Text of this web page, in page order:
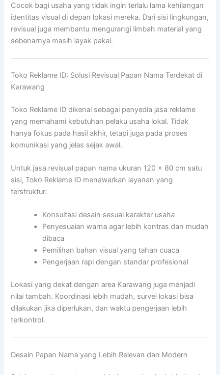
Cocok bagi usaha yang tidak ingin terlalu lama kehilangan
identitas visual di depan lokasi mereka. Dari sisi lingkungan,
revisual juga membantu mengurangi limbah material yang
sebenarnya masih layak pakai.
Toko Reklame ID: Solusi Revisual Papan Nama Terdekat di
Karawang
Toko Reklame ID dikenal sebagai penyedia jasa reklame
yang memahami kebutuhan pelaku usaha lokal. Tidak
hanya fokus pada hasil akhir, tetapi juga pada proses
komunikasi yang jelas sejak awal.
Untuk jasa revisual papan nama ukuran 120 x 80 cm satu
sisi, Toko Reklame ID menawarkan layanan yang
terstruktur:
Konsultasi desain sesuai karakter usaha
Penyesuaian warna agar lebih kontras dan mudah
dibaca
Pemilihan bahan visual yang tahan cuaca
Pengerjaan rapi dengan standar profesional
Lokasi yang dekat dengan area Karawang juga menjadi
nilai tambah. Koordinasi lebih mudah, survei lokasi bisa
dilakukan jika diperlukan, dan waktu pengerjaan lebih
terkontrol.
Desain Papan Nama yang Lebih Relevan dan Modern